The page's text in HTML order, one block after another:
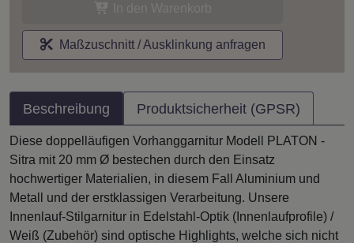
Maßzuschnitt / Ausklinkung anfragen
Beschreibung Produktsicherheit (GPSR)
Diese doppelläufigen Vorhanggarnitur Modell PLATON -
Sitra mit 20 mm Ø bestechen durch den Einsatz
hochwertiger Materialien, in diesem Fall Aluminium und
Metall und der erstklassigen Verarbeitung. Unsere
Innenlauf-Stilgarnitur in Edelstahl-Optik (Innenlaufprofile) /
Weiß (Zubehör) sind optische Highlights, welche sich nicht